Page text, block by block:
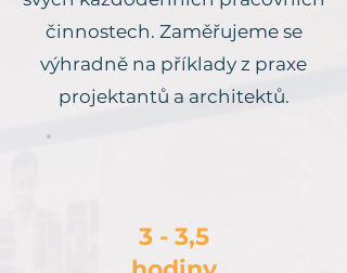
činnostech. Zaměřujeme se
výhradně na příklady z praxe
projektantů a architektů.
3 - 3,5